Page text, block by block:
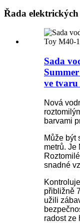
Řada
Sada
ve
Nová
barvami
Může být
metrů. Je
snadné
přibližně
užili
radost ze